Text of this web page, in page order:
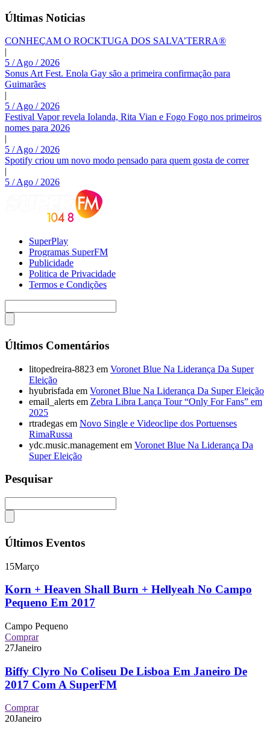
Últimas Noticias
CONHEÇAM O ROCKTUGA DOS SALVA’TERRA®
|
5 / Ago / 2026
Sonus Art Fest. Enola Gay são a primeira confirmação para
Guimarães
|
5 / Ago / 2026
Festival Vapor revela Iolanda, Rita Vian e Fogo Fogo nos primeiros
nomes para 2026
|
5 / Ago / 2026
Spotify criou um novo modo pensado para quem gosta de correr
|
5 / Ago / 2026
SuperPlay
Programas SuperFM
Publicidade
Politica de Privacidade
Termos e Condições
Últimos Comentários
litopedreira-8823 em Voronet Blue Na Liderança Da Super
Eleição
hyubrisfada em Voronet Blue Na Liderança Da Super Eleição
email_alerts em Zebra Libra Lança Tour “Only For Fans” em
2025
rtradegas em Novo Single e Videoclipe dos Portuenses
RimaRussa
ydc.music.management em Voronet Blue Na Liderança Da
Super Eleição
Pesquisar
Últimos Eventos
15Março
Korn + Heaven Shall Burn + Hellyeah No Campo
Pequeno Em 2017
Campo Pequeno
Comprar
27Janeiro
Biffy Clyro No Coliseu De Lisboa Em Janeiro De
2017 Com A SuperFM
Comprar
20Janeiro